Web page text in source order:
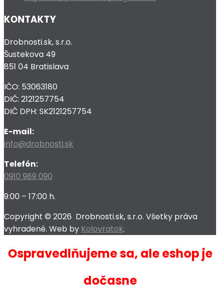
KONTAKTY
Drobnosti.sk, s.r.o.
Šustekova 49
851 04 Bratislava
IČO: 53063180
DIČ: 2121257754
DIČ DPH: SK2121257754
E-mail:
info@drobnosti.sk
Telefón:
0910 989 090
9:00 – 17:00 h.
Copyright © 2026 Drobnosti.sk, s.r.o. Všetky práva
vyhradené. Web by Kolovratok.
Ospravedlňujeme sa, ale eshop je
dočasne